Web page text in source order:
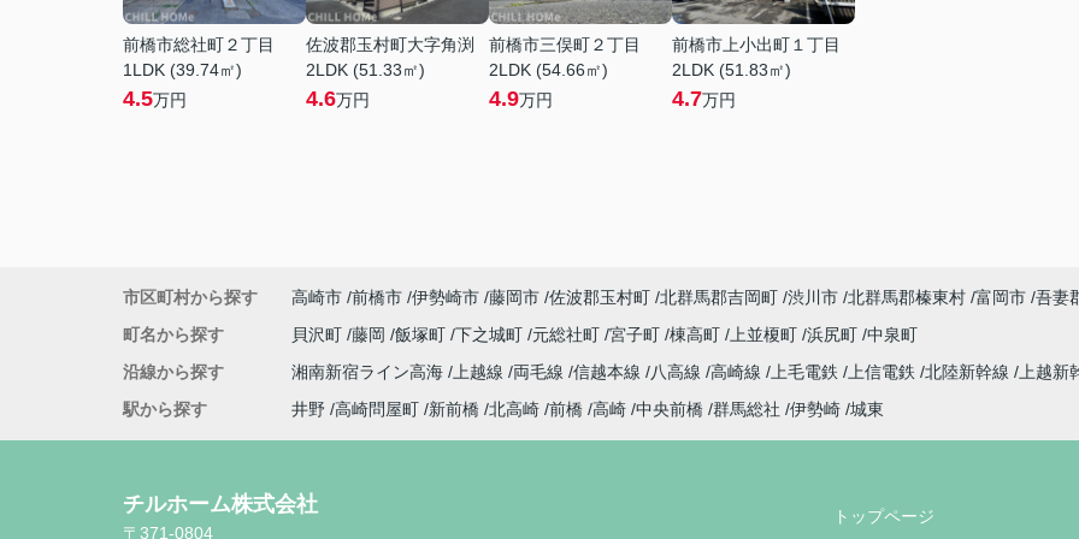
前橋市総社町２丁目
1LDK (39.74㎡)
4.5万円
佐波郡玉村町大字角渕
2LDK (51.33㎡)
4.6万円
前橋市三俣町２丁目
2LDK (54.66㎡)
4.9万円
前橋市上小出町１丁目
2LDK (51.83㎡)
4.7万円
市区町村から探す 高崎市 前橋市 伊勢崎市 藤岡市 佐波郡玉村町 北群馬郡吉岡町 渋川市 北群馬郡榛東村 富岡市 吾妻
町名から探す
貝沢町 藤岡 飯塚町 下之城町 元総社町 宮子町 棟高町 上並榎町 浜尻町 中泉町
沿線から探す
湘南新宿ライン高海 上越線 両毛線 信越本線 八高線 高崎線 上毛電鉄 上信電鉄 北陸新幹線
上越新
駅から探す
井野 高崎問屋町 新前橋 北高崎 前橋 高崎 中央前橋 群馬総社 伊勢崎 城東
チルホーム株式会社
〒371-0804
トップページ